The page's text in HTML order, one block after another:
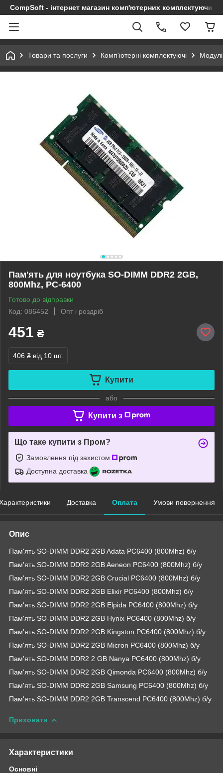
CompSoft - інтернет магазин комп'ютерних комплектуючих
Товари та послуги Комп'ютерні комплектуючі
Пам'ять для ноутбука SO-DIMM DDR2 2GB,
800Mhz, PC-6400
Готово до відправки
Код: 086452
Опт і роздріб
451 ₴
406 ₴ від 10 шт.
Купити
або
Купити з
Що таке купити з Пром?
Замовлення під захистом
Доступна доставка
Доставка Оплата Умови повернення
Опис
Пам'ять SO-DIMM DDR2 2GB Adata PC6400 (800Mhz) б/у
Пам'ять SO-DIMM DDR2 2GB Aeneon PC6400 (800Mhz) б/у
Пам'ять SO-DIMM DDR2 2GB Crucial PC6400 (800Mhz) б/у
Пам'ять SO-DIMM DDR2 2GB Elixir PC6400 (800Mhz) б/у
Пам'ять SO-DIMM DDR2 2GB Elpida PC6400 (800Mhz) б/у
Пам'ять SO-DIMM DDR2 2GB Hynix PC6400 (800Mhz) б/у
Пам'ять SO-DIMM DDR2 2GB Kingston PC6400 (800Mhz) б/у
Пам'ять SO-DIMM DDR2 2GB Micron PC6400 (800Mhz) б/у
Пам'ять SO-DIMM DDR2 2 GB Nanya PC6400 (800Mhz) б/у
Пам'ять SO-DIMM DDR2 2GB Qimonda PC6400 (800Mhz) б/у
Пам'ять SO-DIMM DDR2 2GB Samsung PC6400 (800Mhz) б/у
Пам'ять SO-DIMM DDR2 2GB Transcend PC6400 (800Mhz) б/у
Приховати
Характеристики
Основні